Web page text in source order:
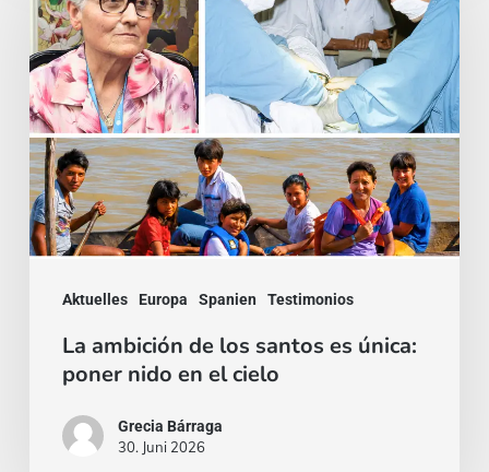
Aktuelles Europa Spanien Testimonios
de
los
santos
es
única:
poner
nido
cieloLa ambición de los santos es única:
poner nido en el cielo
Grecia Bárraga
30. Juni 2026